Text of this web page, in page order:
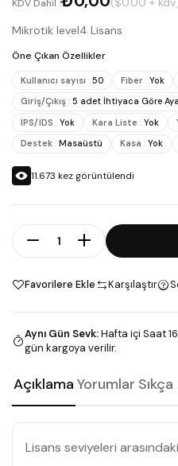
KDV Dahil :
Mikrotik level4 Lisans
Öne Çıkan Özellikler
Kullanıcı sayısı : 50 Fiber : Yok
Giriş/Çıkış : 5 adet İhtiyaca Göre
IPS/IDS : Yok Kara Liste : Yok
Destek : Masaüstü Kasa : Yok
11.673 kez görüntülendi
Adet
Favorilere Ekle Karşılaştır
Aynı Gün Sevk:Hafta içi Saat
gün kargoya verilir.
Açıklama Yorumlar
Lisans seviyeleri